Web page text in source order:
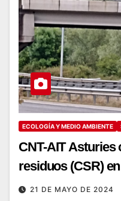
ECOLOGÍA Y MEDIO AMBIENTE
CNT-AIT Asturies
residuos (CSR)
21 DE MAYO DE 2024